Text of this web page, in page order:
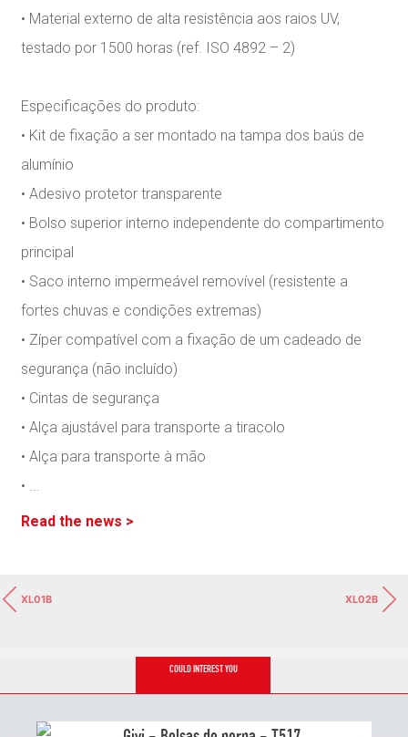
• Material externo de alta resistência aos raios UV,
testado por 1500 horas (ref. ISO 4892 – 2)
Especificações do produto:
• Kit de fixação a ser montado na tampa dos baús de
alumínio
• Adesivo protetor transparente
• Bolso superior interno independente do compartimento
principal
• Saco interno impermeável removível (resistente a
fortes chuvas e condições extremas)
• Zíper compatível com a fixação de um cadeado de
segurança (não incluído)
• Cintas de segurança
• Alça ajustável para transporte a tiracolo
• Alça para transporte à mão
• ...
Read the news >
XL01B XL02B
COULD INTEREST YOU